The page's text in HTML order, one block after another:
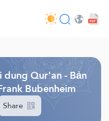
phát triển - API
Qur'an - Bản
Bubenheim
Share